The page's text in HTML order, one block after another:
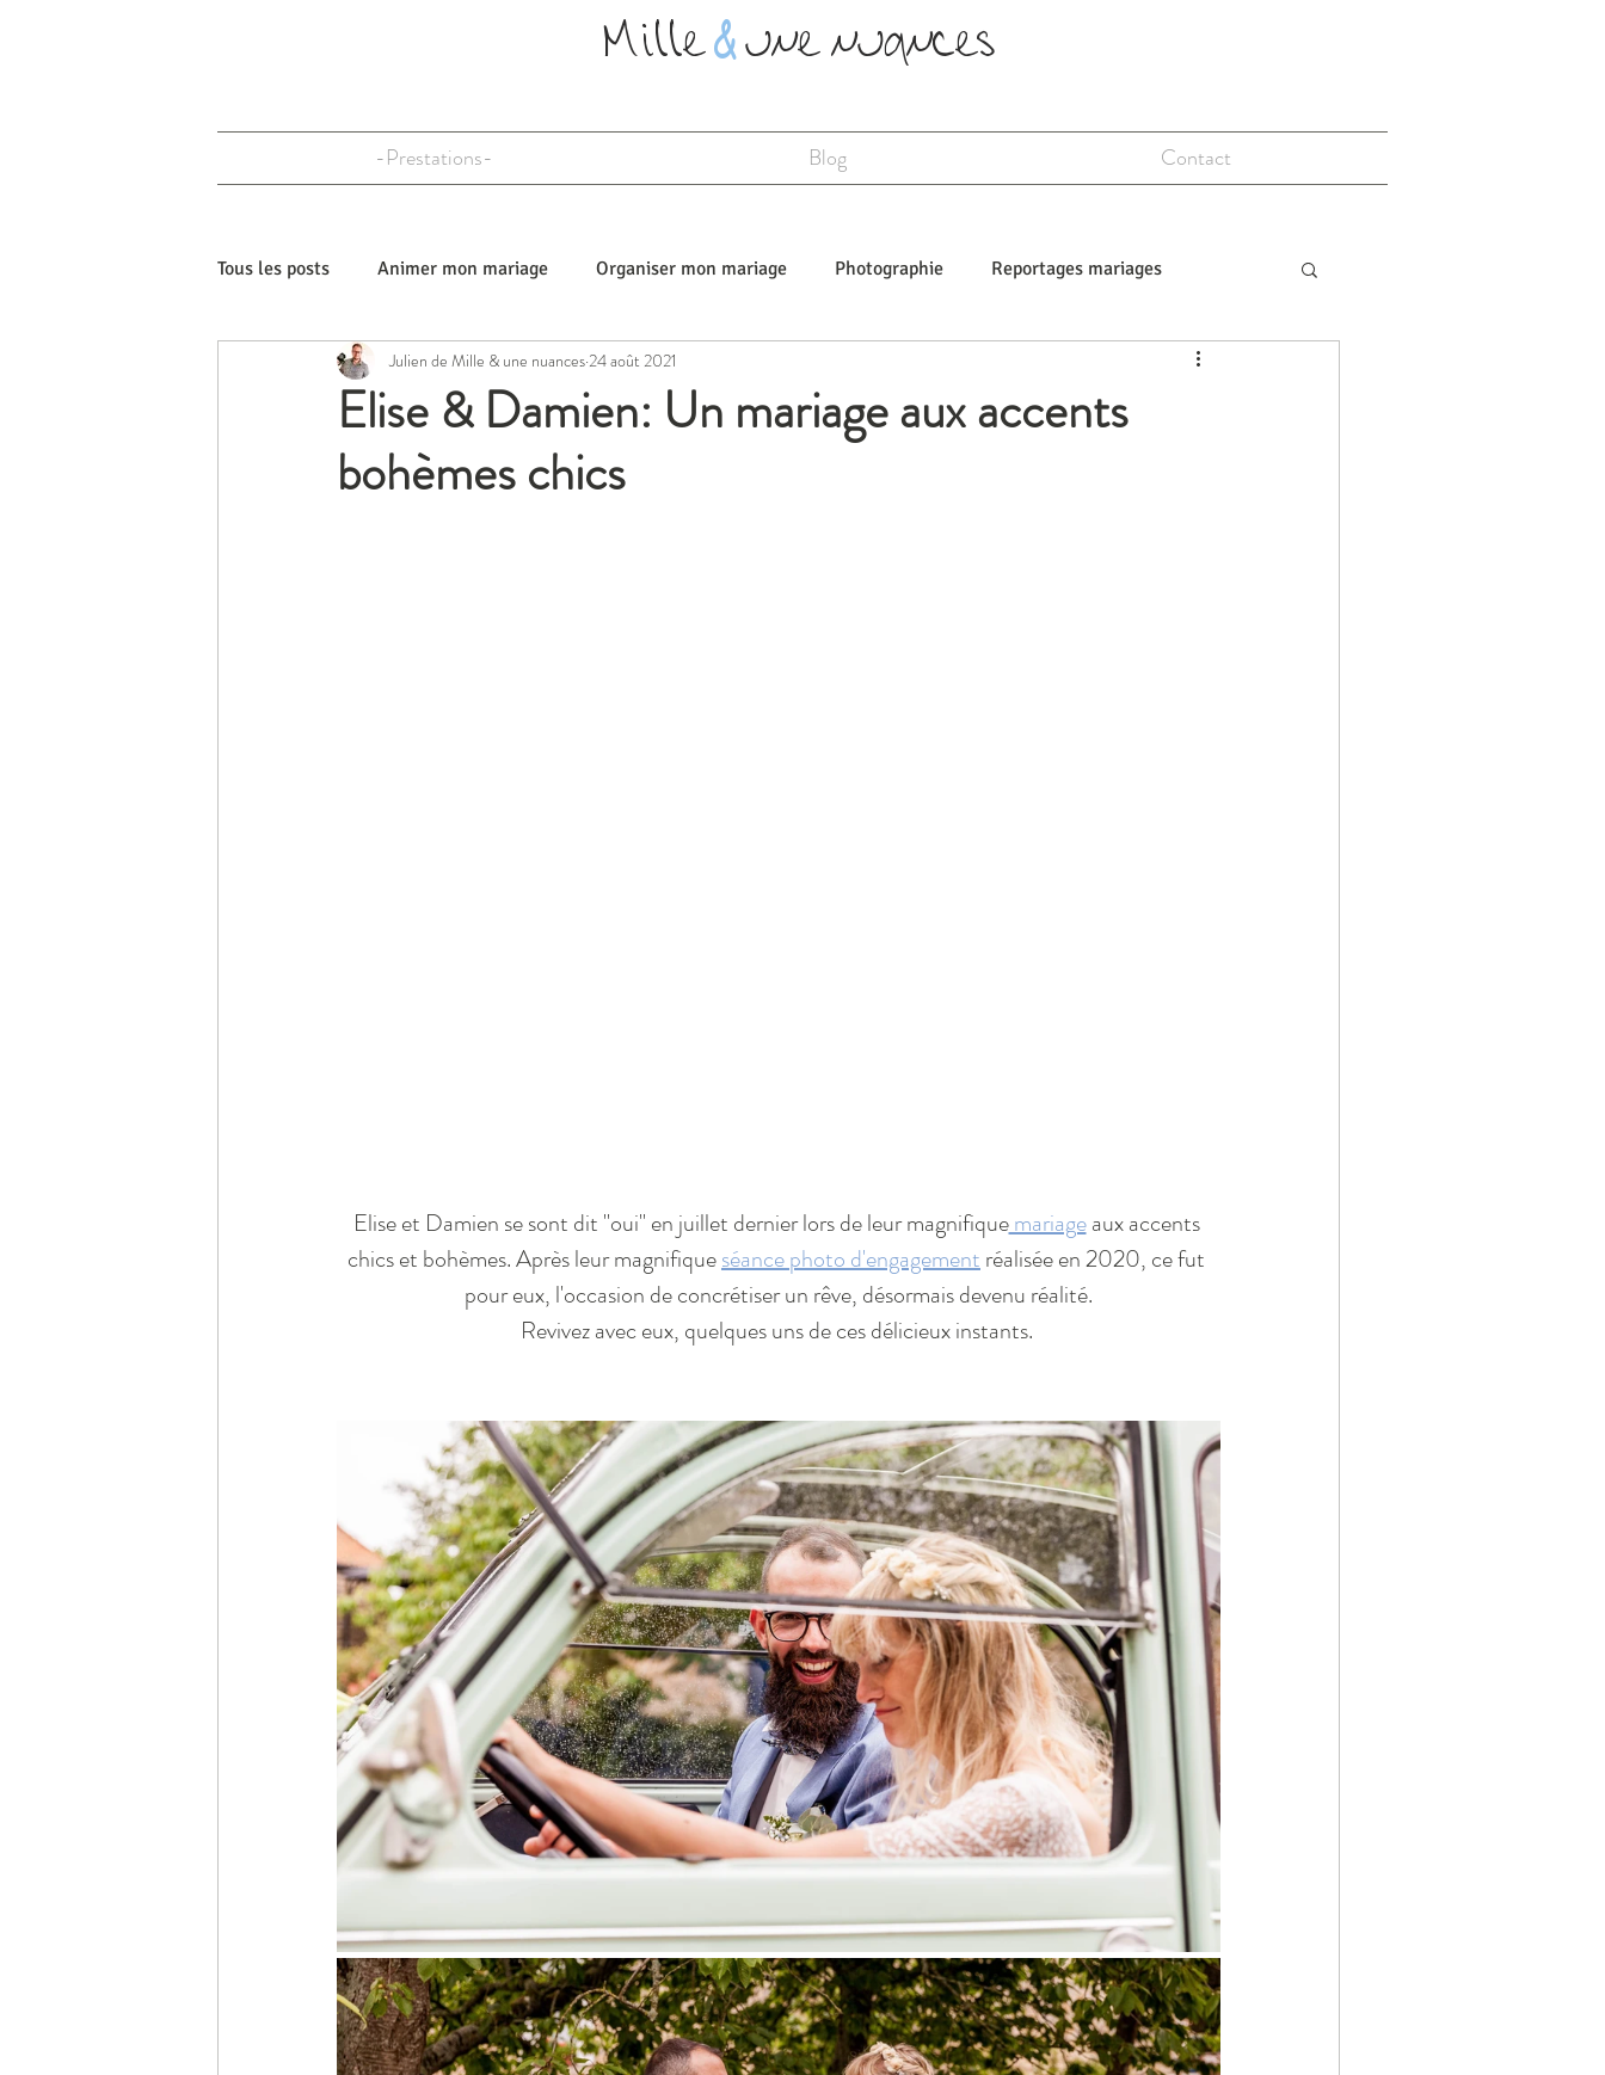
Mille&une nuances
-Prestations- Blog Contact
Tous les posts Animer mon mariage Organiser mon mariage Photographie Reportages mariages
Personnaliser mon mariage Mariages fun
Elise & Damien: Un mariage aux accents
bohèmes chics
Julien de Mille & une nuances 24 août 2021
Elise et Damien se sont dit "oui" en juillet dernier lors de leur magnifique mariage aux accents
chics et bohèmes. Après leur magnifique séance photo d'engagement réalisée en 2020, ce fut
pour eux, l'occasion de concrétiser un rêve, désormais devenu réalité.
Revivez avec eux, quelques uns de ces délicieux instants.